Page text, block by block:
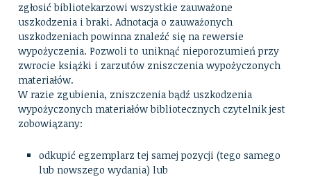
zgłosić bibliotekarzowi wszystkie zauważone
uszkodzenia i braki. Adnotacja o zauważonych
uszkodzeniach powinna znaleźć się na rewersie
wypożyczenia. Pozwoli to uniknąć nieporozumień przy
zwrocie książki i zarzutów zniszczenia wypożyczonych
materiałów.
W razie zgubienia, zniszczenia bądź uszkodzenia
wypożyczonych materiałów bibliotecznych czytelnik jest
zobowiązany:
odkupić egzemplarz tej samej pozycji (tego samego
lub nowszego wydania) lub